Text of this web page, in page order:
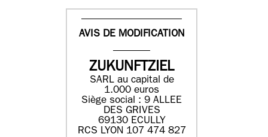
AVIS DE MODIFICATION
ZUKUNFTZIEL
SARL au capital de
1.000 euros
Siège social : 9 ALLEE
DES GRIVES
69130 ECULLY
RCS LYON 107 474 827